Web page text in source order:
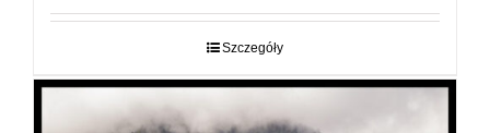
29,00 zł
Szczegóły